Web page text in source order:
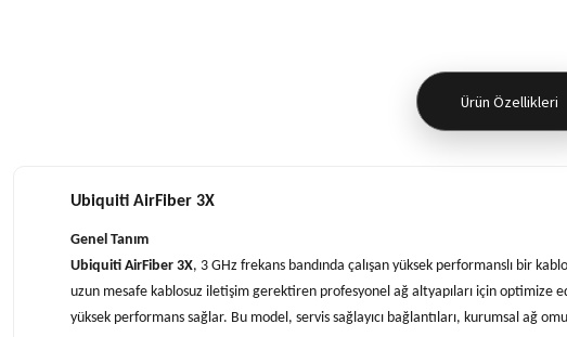
Ürün Özellikleri
Ubiquiti AirFiber 3X
Genel Tanım
Ubiquiti AirFiber 3X, 3 GHz frekans bandında çalışan yüksek performanslı bir
uzun mesafe kablosuz iletişim gerektiren profesyonel ağ altyapıları için optimize
yüksek performans sağlar. Bu model, servis sağlayıcı bağlantıları, kurumsal ağ